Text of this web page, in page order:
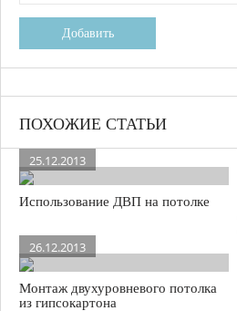
Добавить
ПОХОЖИЕ СТАТЬИ
25.12.2013
Использование ДВП на потолке
26.12.2013
Монтаж двухуровневого потолка
из гипсокартона